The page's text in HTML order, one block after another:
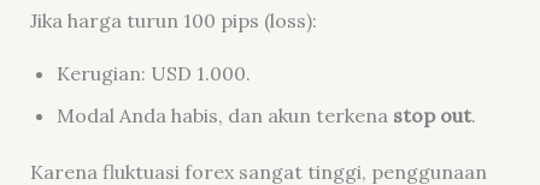
Jika harga turun 100 pips (loss):
Kerugian: USD 1.000.
Modal Anda habis, dan akun terkena stop out.
Karena fluktuasi forex sangat tinggi, penggunaan